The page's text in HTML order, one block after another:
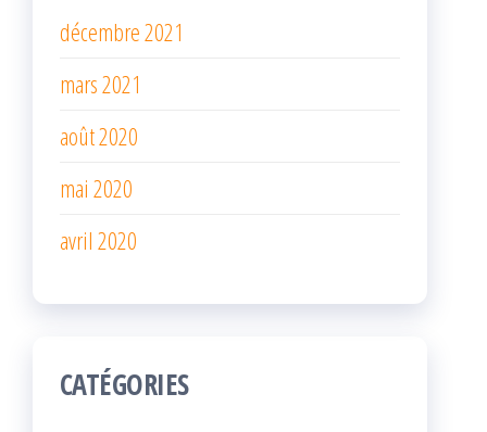
décembre 2021
mars 2021
août 2020
mai 2020
avril 2020
CATÉGORIES